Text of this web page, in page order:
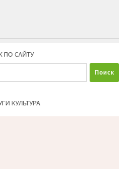
ПО САЙТУ
КУЛЬТУРА